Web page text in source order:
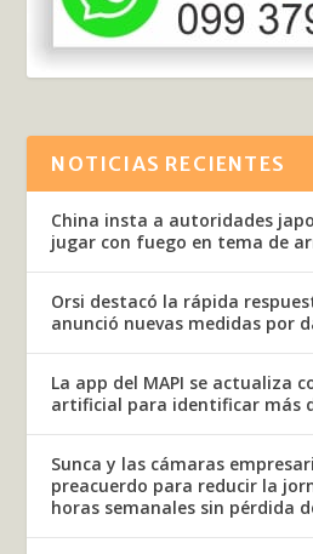
NOTICIAS RECIENTES
China insta a autoridades
jugar con fuego en tema de
Orsi destacó la rápida
anunció nuevas medidas por
La app del MAPI se actualiza
artificial para identificar más
Sunca y las cámaras
preacuerdo para reducir la
horas semanales sin pérdida